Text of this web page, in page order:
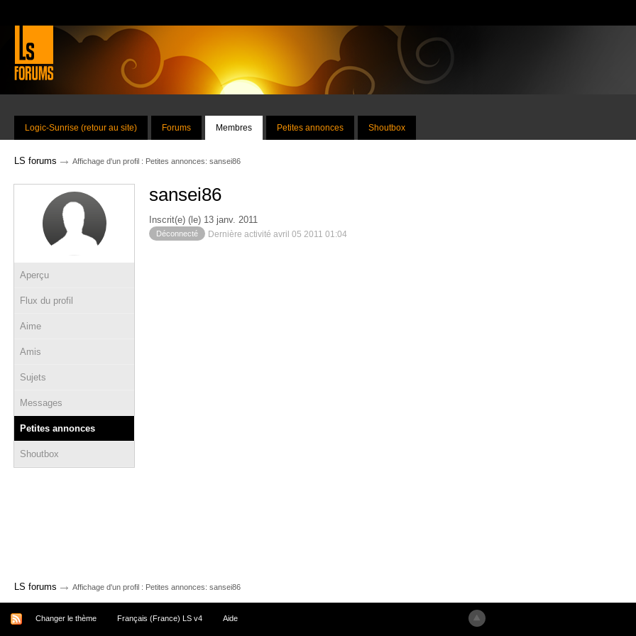
Logic-Sunrise (retour au site) Forums Membres Petites annonces Shoutbox
LS forums → Affichage d'un profil : Petites annonces: sansei86
Aperçu
Flux du profil
Aime
Amis
Sujets
Messages
Petites annonces
Shoutbox
sansei86
Inscrit(e) (le) 13 janv. 2011
Déconnecté Dernière activité avril 05 2011 01:04
LS forums → Affichage d'un profil : Petites annonces: sansei86
Changer le thème Français (France) LS v4 Aide